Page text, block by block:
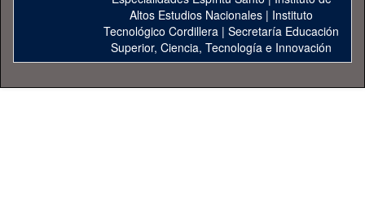
Altos Estudios Nacionales | Instituto
Tecnológico Cordillera | Secretaría Educación
Superior, Ciencia, Tecnología e Innovación